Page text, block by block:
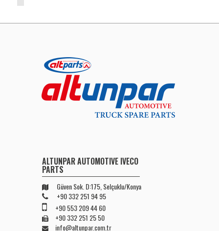
ALTUNPAR AUTOMOTIVE IVECO
PARTS
Güven Sok. D:175, Selçuklu/Konya
+90 332 251 94 95
+90 553 209 44 60
+90 332 251 25 50
info@altunpar.com.tr